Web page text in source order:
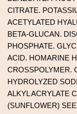
CITRATE.
ACETYLATED
BETA-GLUCAN.
PHOSPHATE.
ACID. HOMARINE
CROSSPOLYMER.
HYDROLYZED
ALKYL ACRYLATE
(SUNFLOWER)